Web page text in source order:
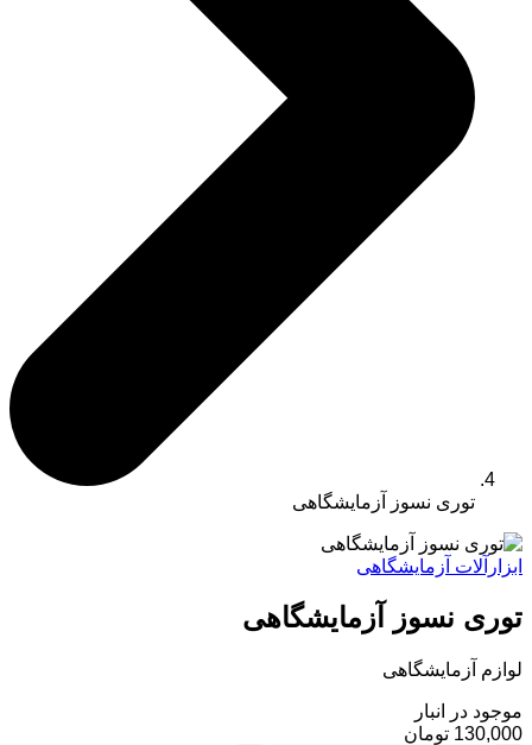
توری نسوز آزمایشگاهی
ابزارآلات آزمایشگاهی
توری نسوز آزمایشگاهی
لوازم آزمایشگاهی
موجود در انبار
130,000 تومان